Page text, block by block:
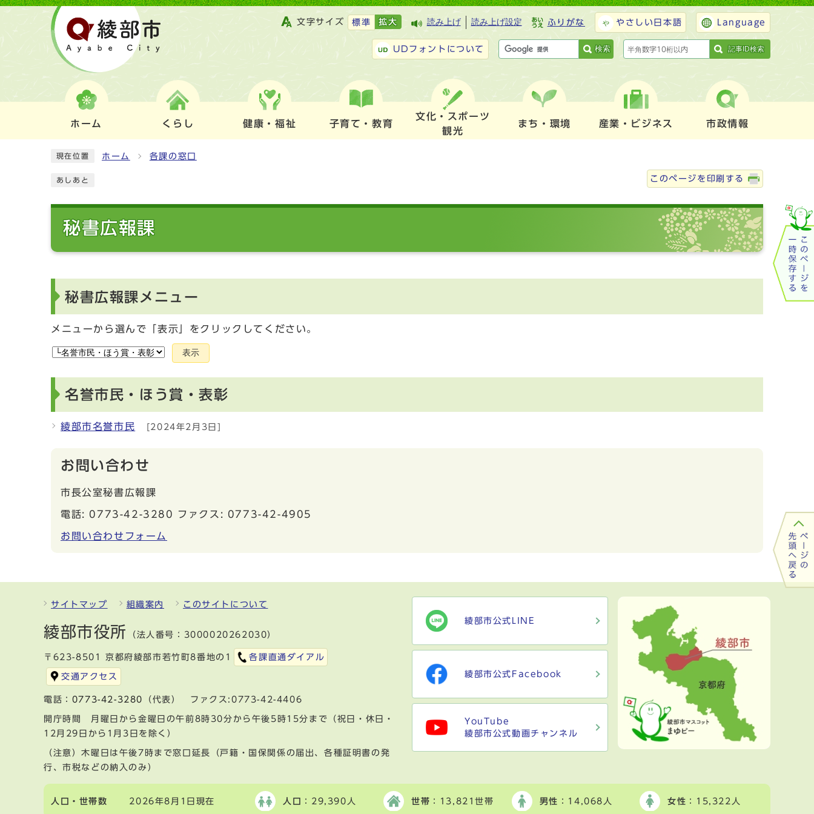
文字サイズ 標準 拡大 読み上げ 読み上げ設定 ふりがな やさしい日本語 Language
UDフォントについて 検索 記事ID検索
ホーム くらし 健康・福祉 子育て・教育
文化・スポーツ
観光
まち・環境 産業・ビジネス 市政情報
現在位置 ホーム 各課の窓口
あしあと このページを印刷する
秘書広報課
秘書広報課メニュー
メニューから選んで「表示」をクリックしてください。
表示
名誉市民・ほう賞・表彰
綾部市名誉市民 [2024年2月3日]
お問い合わせ
市長公室秘書広報課
電話: 0773-42-3280 ファクス: 0773-42-4905
お問い合わせフォーム
サイトマップ 組織案内 このサイトについて
綾部市役所 （法人番号：3000020262030）
〒623-8501 京都府綾部市若竹町8番地の1 各課直通ダイアル
交通アクセス
電話： 0773-42-3280 （代表） ファクス:0773-42-4406
開庁時間 月曜日から金曜日の午前8時30分から午後5時15分まで（祝日・休日・
12月29日から1月3日を除く）
（注意）木曜日は午後7時まで窓口延長（戸籍・国保関係の届出、各種証明書の発
行、市税などの納入のみ）
綾部市公式LINE
綾部市公式Facebook
YouTube
綾部市公式動画チャンネル
人口・世帯数 2026年8月1日現在 人口 ：29,390人 世帯 ：13,821世帯 男性 ：14,068人 女性 ：15,322人